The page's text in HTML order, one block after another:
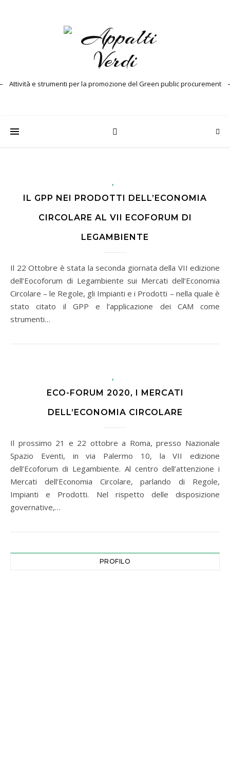
Attività e strumenti per la promozione del Green public procurement
,
IL GPP NEI PRODOTTI DELL’ECONOMIA
CIRCOLARE AL VII ECOFORUM DI
LEGAMBIENTE
Il 22 Ottobre è stata la seconda giornata della VII edizione
dell’Eocoforum di Legambiente sui Mercati dell’Economia
Circolare – le Regole, gli Impianti e i Prodotti – nella quale è
stato citato il GPP e l’applicazione dei CAM come
strumenti…
,
ECO-FORUM 2020, I MERCATI
DELL’ECONOMIA CIRCOLARE
Il prossimo 21 e 22 ottobre a Roma, presso Nazionale
Spazio Eventi, in via Palermo 10, la VII edizione
dell’Ecoforum di Legambiente. Al centro dell’attenzione i
Mercati dell’Economia Circolare, parlando di Regole,
Impianti e Prodotti. Nel rispetto delle disposizione
governative,…
PROFILO